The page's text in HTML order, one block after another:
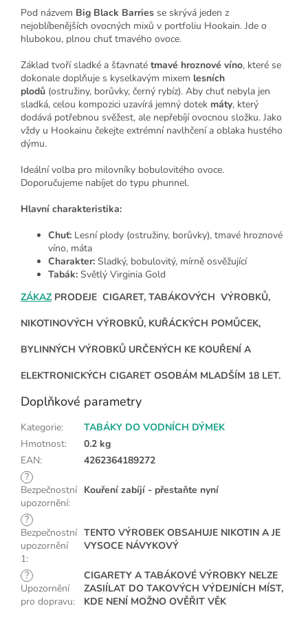
Pod názvem Big Black Barries se skrývá jeden z
nejoblíbenějších ovocných mixů v portfoliu Hookain. Jde o
hlubokou, plnou chuť tmavého ovoce.
Základ tvoří sladké a šťavnaté tmavé hroznové víno, které se
dokonale doplňuje s kyselkavým mixem lesních
plodů (ostružiny, borůvky, černý rybíz). Aby chuť nebyla jen
sladká, celou kompozici uzavírá jemný dotek máty, který
dodává potřebnou svěžest, ale nepřebíjí ovocnou složku. Jako
vždy u Hookainu čekejte extrémní navlhčení a oblaka hustého
dýmu.
Ideální volba pro milovníky bobulovitého ovoce.
Doporučujeme nabíjet do typu phunnel.
Hlavní charakteristika:
Chuť: Lesní plody (ostružiny, borůvky), tmavé hroznové
víno, máta
Charakter: Sladký, bobulovitý, mírně osvěžující
Tabák: Světlý Virginia Gold
ZÁKAZPRODEJE CIGARET, TABÁKOVÝCH VÝROBKŮ,
NIKOTINOVÝCH VÝROBKŮ, KUŘÁCKÝCH POMŮCEK,
BYLINNÝCH VÝROBKŮ URČENÝCH KE KOUŘENÍ A
ELEKTRONICKÝCH CIGARET OSOBÁM MLADŠÍM 18 LET.
Doplňkové parametry
Kategorie:
TABÁKY DO VODNÍCH DÝMEK
Hmotnost:
0.2 kg
EAN:
4262364189272
?
Bezpečnostní
upozornění:
Kouření zabíjí - přestaňte nyní
?
Bezpečnostní
upozornění
1:
TENTO VÝROBEK OBSAHUJE NIKOTIN A JE
VYSOCE NÁVYKOVÝ
?
Upozornění
pro dopravu:
CIGARETY A TABÁKOVÉ VÝROBKY NELZE
ZASIÍLAT DO TAKOVÝCH VÝDEJNÍCH MÍST,
KDE NENÍ MOŽNO OVĚŘIT VĚK